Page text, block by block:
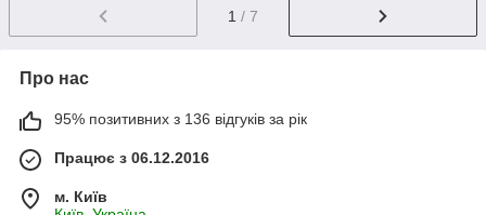
1 / 7
Про нас
95% позитивних з 136 відгуків за рік
Працює з 06.12.2016
м. Київ